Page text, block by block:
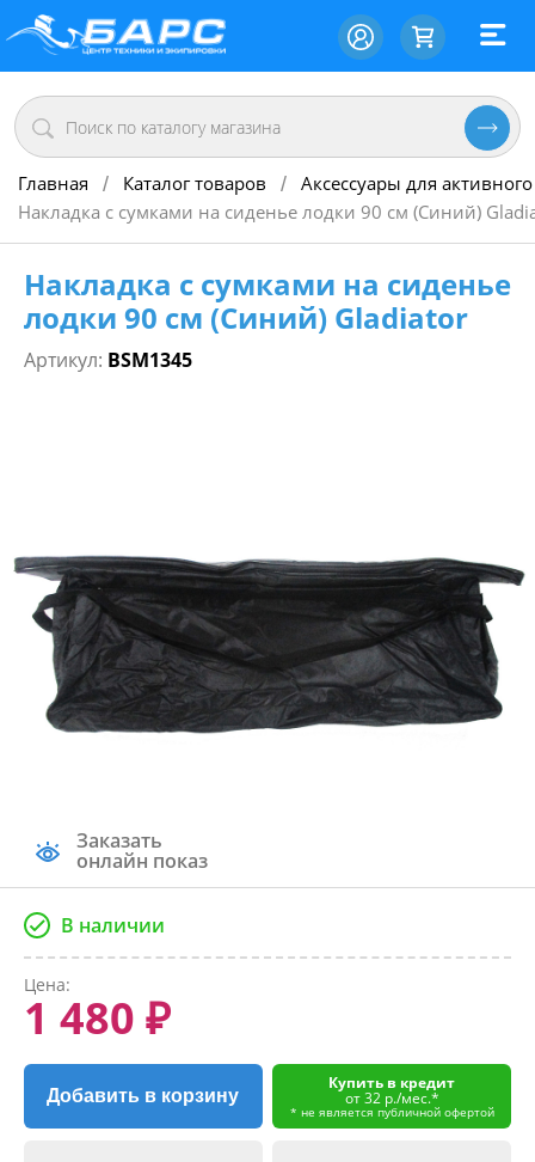
Главная / Каталог товаров / Аксессуары для
Накладка с сумками на сиденье лодки 90 см (Синий)
Накладка с сумками на сиденье
лодки 90 см (Синий) Gladiator
Артикул: BSM1345
Заказать
онлайн показ
В наличии
Цена:
1 480 ₽
Добавить в корзину
Купить в кредит
от 32 р./мес.*
* не является публичной офертой